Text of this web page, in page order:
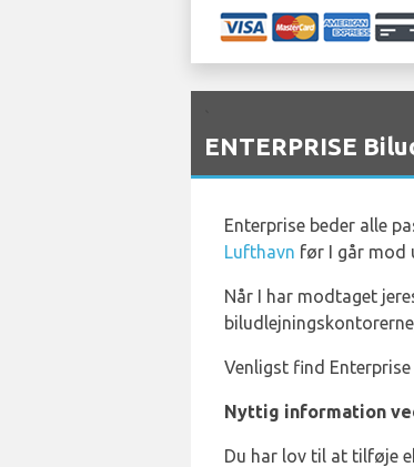
ENTERPRISE
Enterprise beder alle
Lufthavn før I går mod
Når I har modtaget
Venligst find
Nyttig information
Du har lov til at tilføje